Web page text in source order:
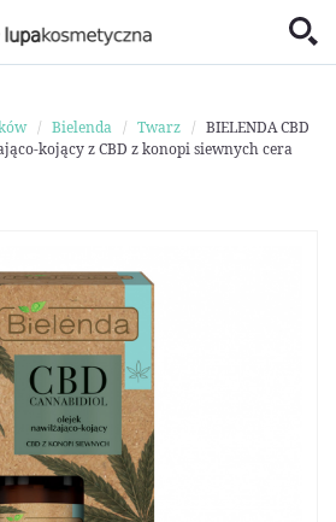
Bielenda Twarz
BIELENDA CBD
kojący z CBD z konopi siewnych cera